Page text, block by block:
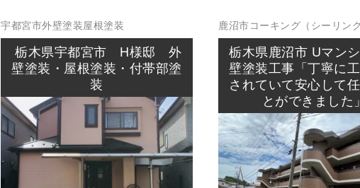
宇都宮市外壁塗装屋根塗装
栃木県宇都宮市 H様邸 外
壁塗装・屋根塗装・付帯部塗
装
鹿沼市コーキング（シーリン
防水工事
栃木県鹿沼市 Uマン
壁塗装工事「丁寧に
されていて安心して
とができました